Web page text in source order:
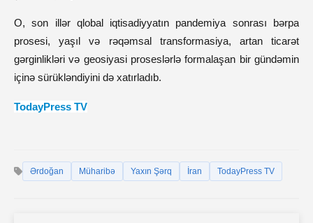
O, son illər qlobal iqtisadiyyatın pandemiya sonrası bərpa
prosesi, yaşıl və rəqəmsal transformasiya, artan ticarət
gərginlikləri və geosiyasi proseslərlə formalaşan bir gündəmin
içinə sürükləndiyini də xatırladıb.
TodayPress TV
Ərdoğan Müharibə Yaxın Şərq İran TodayPress TV